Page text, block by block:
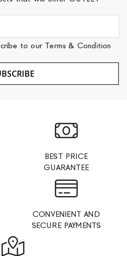
to our Terms & Condition
BEST PRICE
GUARANTEE
CONVENIENT AND
SECURE PAYMENTS